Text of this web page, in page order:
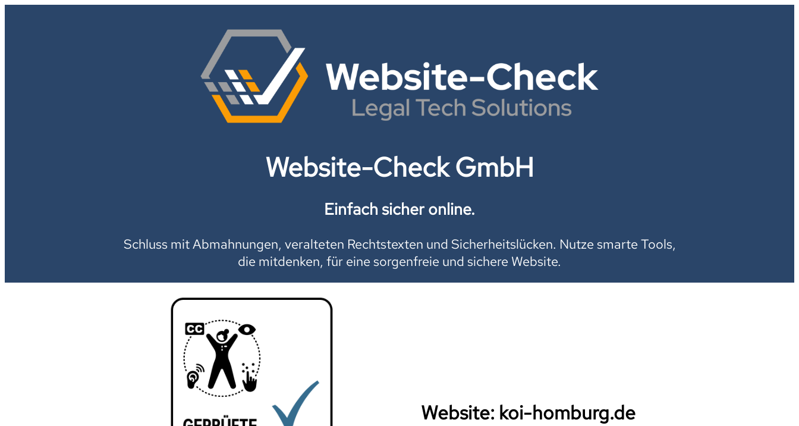
Website-Check GmbH
Einfach sicher online.
Schluss mit Abmahnungen, veralteten Rechtstexten und Sicherheitslücken. Nutze smarte Tools,
die mitdenken, für eine sorgenfreie und sichere Website.
Website: koi-homburg.de